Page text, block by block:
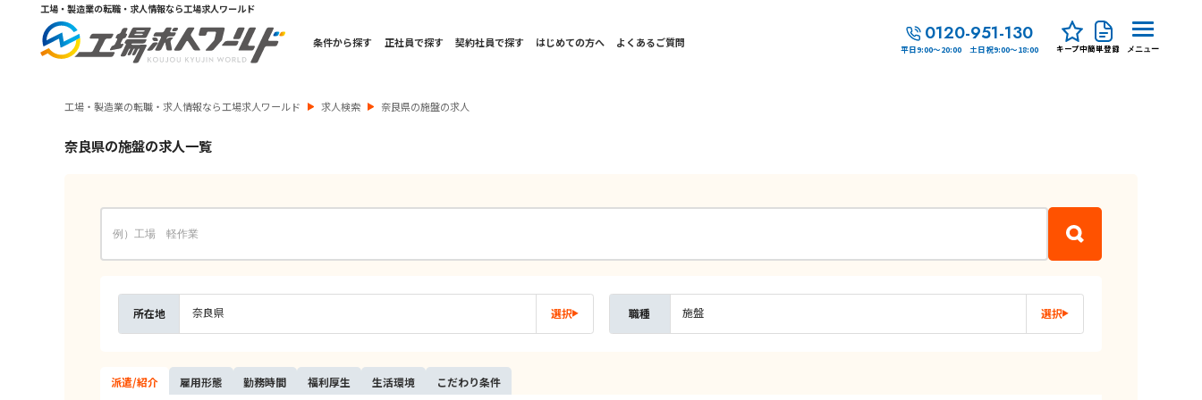
工場・製造業の転職・求人情報なら工場求人ワールド
条件から探す 正社員で探す 契約社員で探す はじめての方へ よくあるご質問 0120-951-130
平日9:00～20:00 土日祝9:00～18:00 キープ中簡単登録 メニュー
工場・製造業の転職・求人情報なら工場求人ワールド 求人検索 奈良県の施盤の求人
奈良県の施盤の求人一覧
所在地 奈良県 選択 職種 施盤 選択
派遣/紹介 雇用形態 勤務時間 福利厚生 生活環境 こだわり条件